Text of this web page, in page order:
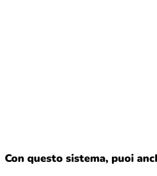
Con questo sistema, puoi